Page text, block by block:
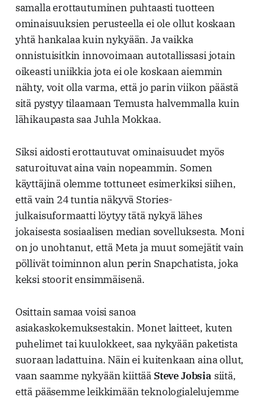
samalla erottautuminen puhtaasti tuotteen
ominaisuuksien perusteella ei ole ollut koskaan
yhtä hankalaa kuin nykyään. Ja vaikka
onnistuisitkin innovoimaan autotallissasi jotain
oikeasti uniikkia jota ei ole koskaan aiemmin
nähty, voit olla varma, että jo parin viikon päästä
sitä pystyy tilaamaan Temusta halvemmalla kuin
lähikaupasta saa Juhla Mokkaa.
Siksi aidosti erottautuvat ominaisuudet myös
saturoituvat aina vain nopeammin. Somen
käyttäjinä olemme tottuneet esimerkiksi siihen,
että vain 24 tuntia näkyvä Stories-
julkaisuformaatti löytyy tätä nykyä lähes
jokaisesta sosiaalisen median sovelluksesta. Moni
on jo unohtanut, että Meta ja muut somejätit vain
pöllivät toiminnon alun perin Snapchatista, joka
keksi stoorit ensimmäisenä.
Osittain samaa voisi sanoa
asiakaskokemuksestakin. Monet laitteet, kuten
puhelimet tai kuulokkeet, saa nykyään paketista
suoraan ladattuina. Näin ei kuitenkaan aina ollut,
vaan saamme nykyään kiittää Steve Jobsia siitä,
että pääsemme leikkimään teknologialelujemme